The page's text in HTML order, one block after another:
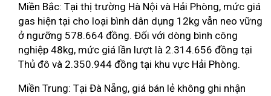
Miền Bắc: Tại thị trường Hà Nội và Hải Phòng, mức giá
gas hiện tại cho loại bình dân dụng 12kg vẫn neo vững
ở ngưỡng 578.664 đồng. Đối với dòng bình công
nghiệp 48kg, mức giá lần lượt là 2.314.656 đồng tại
Thủ đô và 2.350.944 đồng tại khu vực Hải Phòng.
Miền Trung: Tại Đà Nẵng, giá bán lẻ không ghi nhận